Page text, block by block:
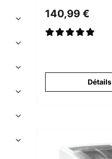
140,99 €
Détails